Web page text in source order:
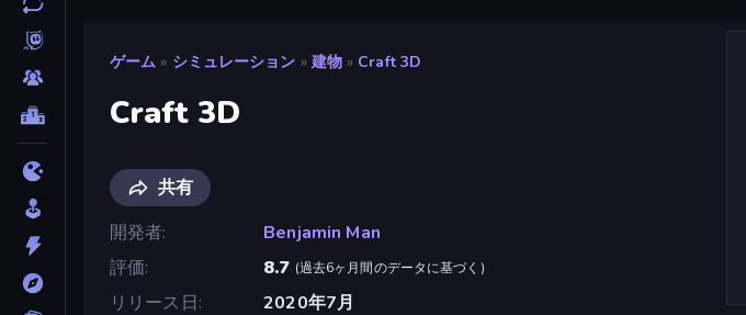
ゲーム » シミュレーション » 建物 » Craft 3D
Craft 3D
共有
開発者
Benjamin Man
評価
8.7 (過去6ヶ月間のデータに基づく )
リリース日
2020年7月